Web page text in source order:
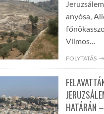
anyósa,
Vilmos…
FOLYTATÁS →
HATÁRÁN